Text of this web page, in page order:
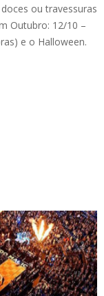
ou travessuras
Outubro: 12/10 –
e o Halloween.